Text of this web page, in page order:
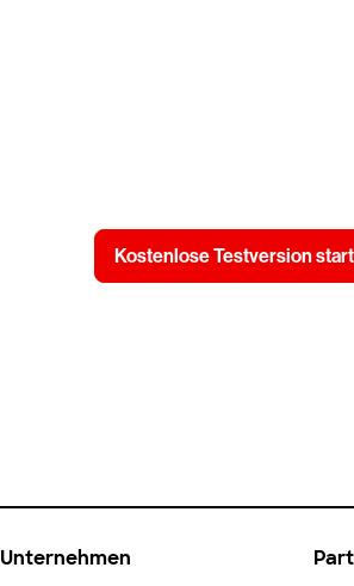
Kostenlose Testversion
Unternehmen